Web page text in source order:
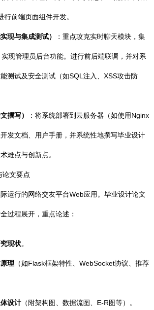
前端页面组件开发。
现与集成测试） ：重点攻克实时聊天模块，集
现管理员后台功能。进行前后端联调，并对系
测试及安全测试（如SQL注入、XSS攻击防
撰写） ：将系统部署到云服务器（如使用Nginx
发文档、用户手册，并系统性地撰写毕业设计
难点与创新点。
论文要点
运行的网络交友平台Web应用。毕业设计论文
过程展开，重点论述：
现状。
理 （如Flask框架特性、WebSocket协议、推荐
设计 （附架构图、数据流图、E-R图等）。